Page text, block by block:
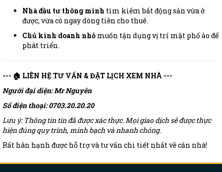
Nhà đầu tư thông minh tìm kiếm bất động sản vừa ở
được, vừa có ngay dòng tiền cho thuê.
Chủ kinh doanh nhỏ muốn tận dụng vị trí mặt phố ảo để
phát triển.
--- 🏠 LIÊN HỆ TƯ VẤN & ĐẶT LỊCH XEM NHÀ ---
Người đại diện: Mr Nguyên
Số điện thoại: 0703.20.20.20
Lưu ý: Thông tin tin đã được xác thực. Mọi giao dịch sẽ được thực
hiện đúng quy trình, minh bạch và nhanh chóng.
Rất hân hạnh được hỗ trợ và tư vấn chi tiết nhất về căn nhà!